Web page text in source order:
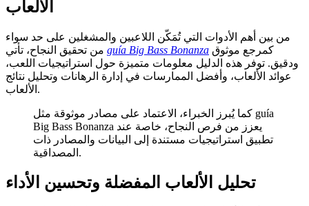
الألعاب
من بين أهم الأدوات التي تُمَكّن اللاعبين والمشغلين على حد سواء
guía Big Bass Bonanza
ودقيق. توفر هذه الدليل معلومات متميزة حول استراتيجيات اللعب،
عوائد الألعاب، وأفضل الممارسات في إدارة الرهانات وتحليل نتائج
الألعاب.
كما يُبرز الخبراء، الاعتماد على مصادر موثوقة مثل guía
Big Bass Bonanza يعزز من فرص النجاح، خاصة عند
تطبيق استراتيجيات مستندة إلى البيانات والمصادر ذات
المصداقية.
تحليل الألعاب المفضلة وتحسين الأداء